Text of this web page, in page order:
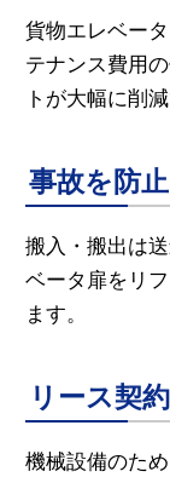
貨物エレベー
テナンス費用
トが大幅に削
事故を防
搬入・搬出は
ベータ扉をリ
ます。
リース契
機械設備のた